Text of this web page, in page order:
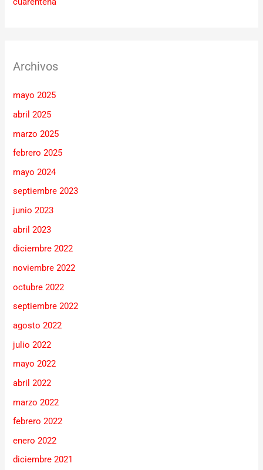
Archivos
mayo 2025
abril 2025
marzo 2025
febrero 2025
mayo 2024
septiembre 2023
junio 2023
abril 2023
diciembre 2022
noviembre 2022
octubre 2022
septiembre 2022
agosto 2022
julio 2022
mayo 2022
abril 2022
marzo 2022
febrero 2022
enero 2022
diciembre 2021